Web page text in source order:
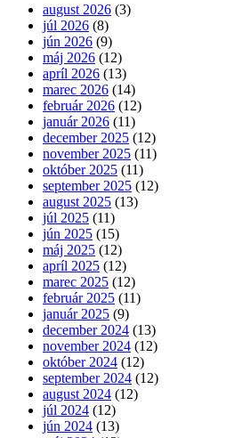
august 2026 (3)
júl 2026 (8)
jún 2026 (9)
máj 2026 (12)
apríl 2026 (13)
marec 2026 (14)
február 2026 (12)
január 2026 (11)
december 2025 (12)
november 2025 (11)
október 2025 (11)
september 2025 (12)
august 2025 (13)
júl 2025 (11)
jún 2025 (15)
máj 2025 (12)
apríl 2025 (12)
marec 2025 (12)
február 2025 (11)
január 2025 (9)
december 2024 (13)
november 2024 (12)
október 2024 (12)
september 2024 (12)
august 2024 (12)
júl 2024 (12)
jún 2024 (13)